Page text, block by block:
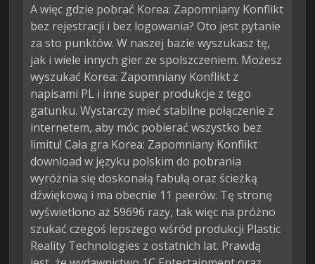
A więc gdzie pobrać Korea: Zapomniany Konflikt
bez rejestracji i bez logowania? Oto jest pytanie
za sto punktów. W naszej bazie wyszukasz tę,
jak i wiele innych gier ze spolszczeniem. Możesz
wyszukać Korea: Zapomniany Konflikt z
napisami PL i inne super produkcje z tego
gatunku. Wystarczy mieć stabilne połączenie z
internetem, aby móc pobierać wszystko bez
limitu! Cała gra Korea: Zapomniany Konflikt
download w języku polskim do pobrania
wyróżnia się doskonałą fabułą oraz ścieżką
dźwiękową i ma obecnie 11 peerów. Tę stronę
wyświetlono aż 59696 razy, tak więc na próżno
szukać czegoś lepszego wśród produkcji Plastic
Reality Technologies z ostatnich lat. Prawdą